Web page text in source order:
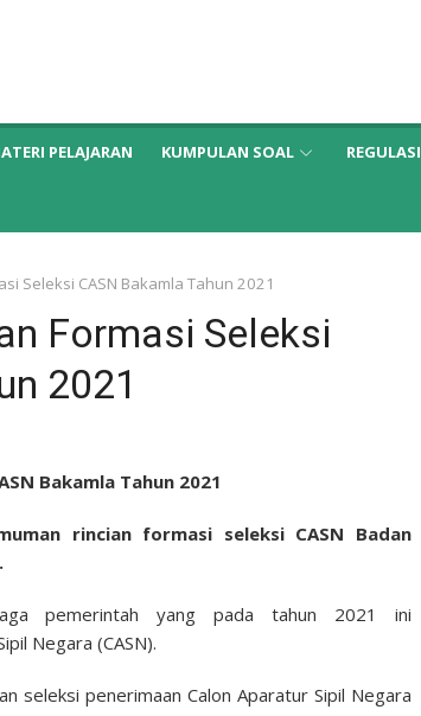
PELAJARAN KUMPULAN SOAL REGULASI
Seleksi CASN Bakamla Tahun 2021
Formasi Seleksi
2021
Bakamla Tahun 2021
rincian formasi seleksi CASN Badan
pemerintah yang pada tahun 2021 ini
Negara (CASN).
seleksi penerimaan Calon Aparatur Sipil Negara